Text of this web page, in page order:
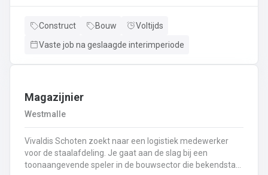
collegas. Je zal voornamelijk ingezet worden voor:
gevel;Opnieuw voegen van bakstenen;Renovatie van
wapening en voorzien van een beschermlaag;Herstellen
2de natuur en heeft weinig geheimen voor jou. Je weet de
aanpakken. Dan is dit zeker de job voor jou!
Construct Bouw
Voltijds
Vaste job na geslaagde interimperiode
Magazijnier
Westmalle
Vivaldis Schoten zoekt naar een logistiek medewerker
voor de staalafdeling. Je gaat aan de slag bij een
toonaangevende speler in de bouwsector die bekendstaat